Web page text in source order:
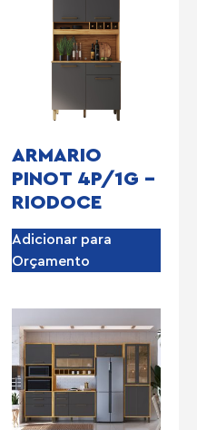
ARMARIO
PINOT 4P/1G –
RIODOCE
Adicionar para
Orçamento